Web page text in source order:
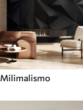
Milimalismo